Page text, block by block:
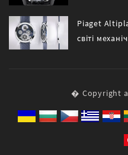
Piaget
світі
� Copyright